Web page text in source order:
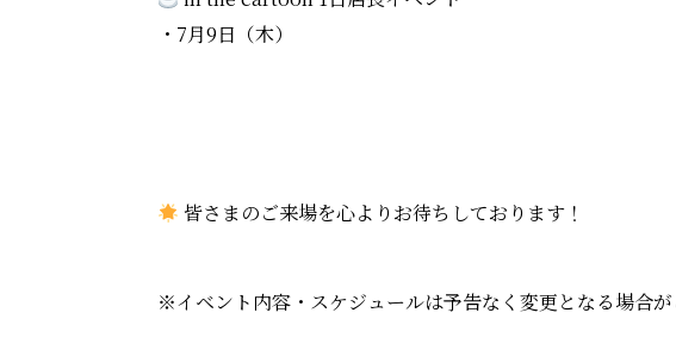
・7月9日（木）
皆さまのご来場を心よりお待ちしております！
※イベント内容・スケジュールは予告なく変更となる場合が